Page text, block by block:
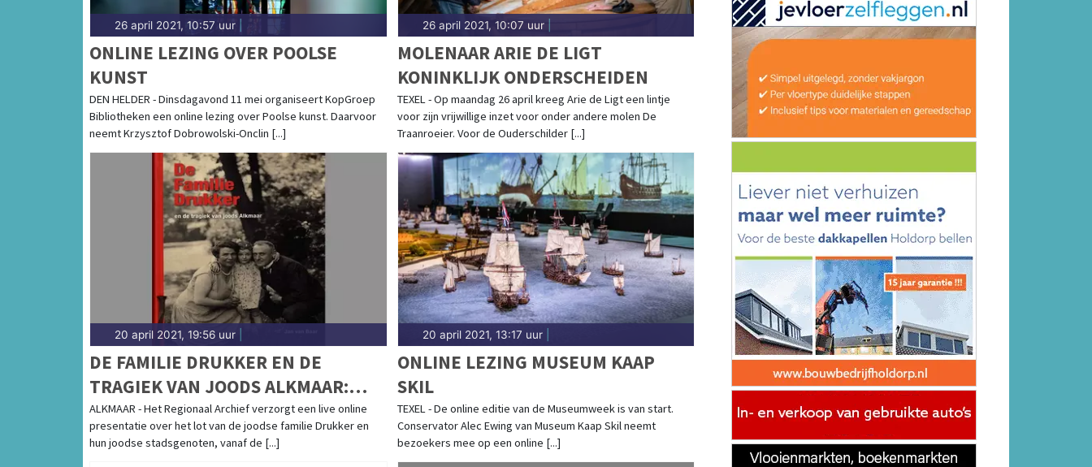
26 april 2021, 10:57 uur
ONLINE LEZING OVER POOLSE
KUNST
DEN HELDER - Dinsdagavond 11 mei organiseert KopGroep
Bibliotheken een online lezing over Poolse kunst. Daarvoor
neemt Krzysztof Dobrowolski-Onclin [...]
26 april 2021, 10:07 uur|
MOLENAAR ARIE DE LIGT
KONINKLIJK ONDERSCHEIDEN
TEXEL - Op maandag 26 april kreeg Arie de Ligt een lintje
voor zijn vrijwillige inzet voor onder andere molen De
Traanroeier. Voor de Ouderschilder [...]
20 april 2021, 19:56 uur
DE FAMILIE DRUKKER EN DE
TRAGIEK VAN JOODS ALKMAAR:
GRATIS ONLINE PRESENTATIE VAN
HET REGIONAAL ARCHIEF
ALKMAAR - Het Regionaal Archief verzorgt een live online
presentatie over het lot van de joodse familie Drukker en
hun joodse stadsgenoten, vanaf de [...]
20 april 2021, 13:17 uur|
ONLINE LEZING MUSEUM KAAP
SKIL
TEXEL - De online editie van de Museumweek is van start.
Conservator Alec Ewing van Museum Kaap Skil neemt
bezoekers mee op een online [...]